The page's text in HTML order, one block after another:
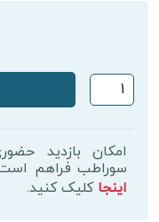
روکش
صندلی
موتوره
حرارتی
امکان بازدید
سوراطب فراهم است.
اینجا کلیک کنید.